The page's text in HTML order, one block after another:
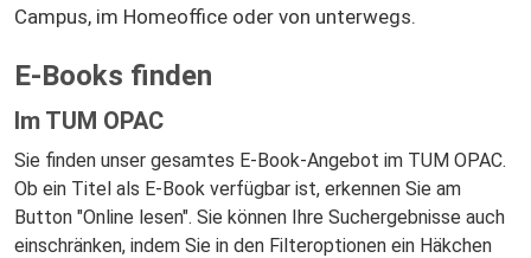
Campus, im Homeoffice oder von unterwegs.
E-Books finden
Im TUM OPAC
Sie finden unser gesamtes E-Book-Angebot im TUM OPAC.
Ob ein Titel als E-Book verfügbar ist, erkennen Sie am
Button "Online lesen". Sie können Ihre Suchergebnisse auch
einschränken, indem Sie in den Filteroptionen ein Häkchen